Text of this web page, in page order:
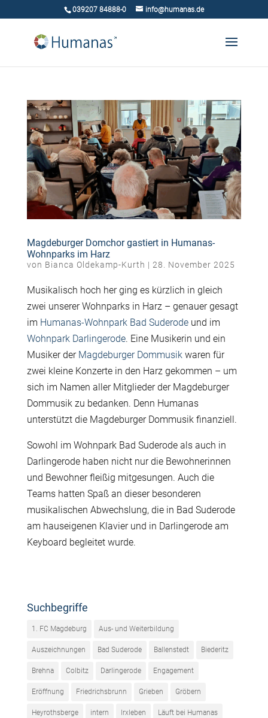
039207 84888-0 info@humanas.de
Magdeburger Domchor gastiert in Humanas-
Wohnparks im Harz
von Bianca Oldekamp-Kurth | 28. November 2025
Musikalisch hoch her ging es kürzlich in gleich
zwei unserer Wohnparks in Harz – genauer gesagt
im Humanas-Wohnpark Bad Suderodeund im
Wohnpark Darlingerode. Eine Musikerin und ein
Musiker der Magdeburger Dommusikwaren für
zwei kleine Konzerte in den Harz gekommen – um
sich im Namen aller Mitglieder der Magdeburger
Dommusik zu bedanken. Denn Humanas
unterstützt die Magdeburger Dommusik finanziell.
Sowohl im Wohnpark Bad Suderode als auch in
Darlingerode haben nicht nur die Bewohnerinnen
und Bewohner fleißig mitgesungen. Auch die
Teams hatten Spaß an dieser besonderen
musikalischen Abwechslung, die in Bad Suderode
am hauseigenen Klavier und in Darlingerode am
Keyboard begleitet wurde.
Suchbegriffe
1. FC Magdeburg Aus- und Weiterbildung
Auszeichnungen Bad Suderode Ballenstedt Biederitz
Brehna Colbitz Darlingerode Engagement
Eröffnung Friedrichsbrunn Grieben Gröbern
Heyrothsberge intern Irxleben Läuft bei Humanas